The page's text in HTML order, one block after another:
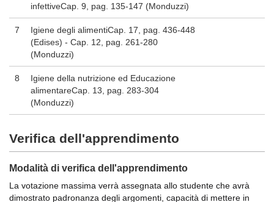
infettiveCap. 9, pag. 135-147 (Monduzzi)
7
Igiene degli alimentiCap. 17, pag. 436-448
(Edises) - Cap. 12, pag. 261-280
(Monduzzi)
8
Igiene della nutrizione ed Educazione
alimentareCap. 13, pag. 283-304
(Monduzzi)
Verifica dell'apprendimento
Modalità di verifica dell'apprendimento
La votazione massima verrà assegnata allo studente che avrà
dimostrato padronanza degli argomenti, capacità di mettere in